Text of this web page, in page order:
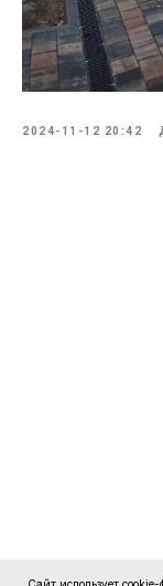
2024-11-12 20:42